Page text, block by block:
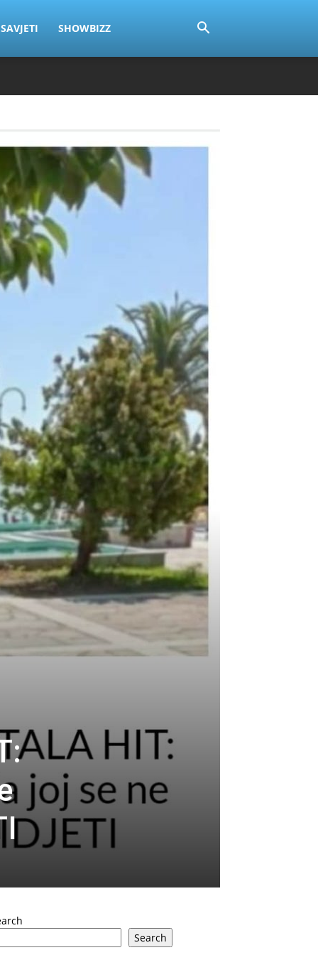
SAVJETI SHOWBIZZ
Search